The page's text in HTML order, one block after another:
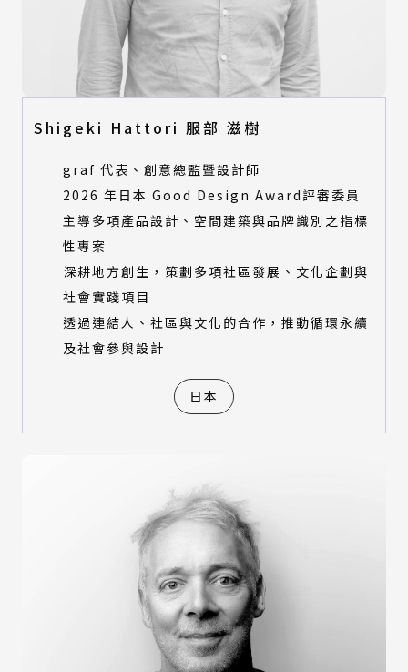
Shigeki Hattori 服部 滋樹
graf 代表、創意總監暨設計師
2026 年日本 Good Design Award評審委員
主導多項產品設計、空間建築與品牌識別之指標
性專案
深耕地方創生，策劃多項社區發展、文化企劃與
社會實踐項目
透過連結人、社區與文化的合作，推動循環永續
及社會參與設計
日本